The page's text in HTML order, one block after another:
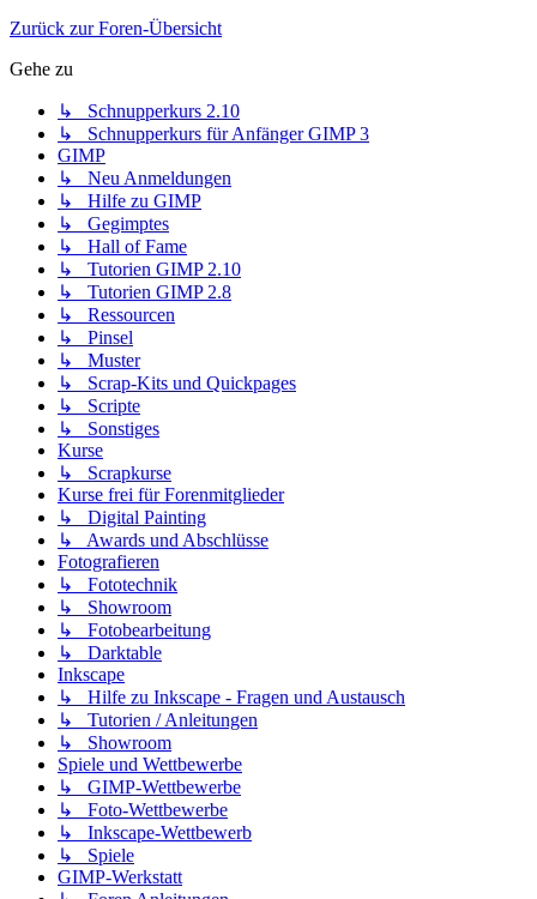
Zurück zur Foren-Übersicht
Gehe zu
↳ Schnupperkurs 2.10
↳ Schnupperkurs für Anfänger GIMP 3
GIMP
↳ Neu Anmeldungen
↳ Hilfe zu GIMP
↳ Gegimptes
↳ Hall of Fame
↳ Tutorien GIMP 2.10
↳ Tutorien GIMP 2.8
↳ Ressourcen
↳ Pinsel
↳ Muster
↳ Scrap-Kits und Quickpages
↳ Scripte
↳ Sonstiges
Kurse
↳ Scrapkurse
Kurse frei für Forenmitglieder
↳ Digital Painting
↳ Awards und Abschlüsse
Fotografieren
↳ Fototechnik
↳ Showroom
↳ Fotobearbeitung
↳ Darktable
Inkscape
↳ Hilfe zu Inkscape - Fragen und Austausch
↳ Tutorien / Anleitungen
↳ Showroom
Spiele und Wettbewerbe
↳ GIMP-Wettbewerbe
↳ Foto-Wettbewerbe
↳ Inkscape-Wettbewerb
↳ Spiele
GIMP-Werkstatt